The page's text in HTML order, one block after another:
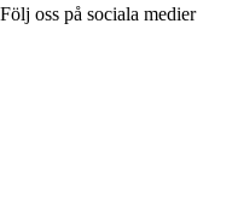
Följ oss på sociala medier